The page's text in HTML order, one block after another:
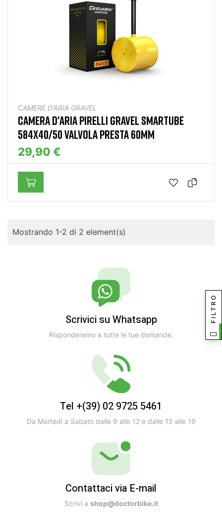
CAMERE D'ARIA GRAVEL
CAMERA D'ARIA PIRELLI GRAVEL SMARTUBE
584X40/50 VALVOLA PRESTA 60MM
29,90 €
Mostrando 1-2 di 2 element(s)
Scrivici su Whatsapp
Risponderemo a tutte le tue domande.
Tel +(39) 02 9725 5461
Da Martedì a Sabato dalle 9 alle 12 e dalle 15 alle 19
Contattaci via E-mail
Scrivi a shop@doctorbike.it
FILTRO